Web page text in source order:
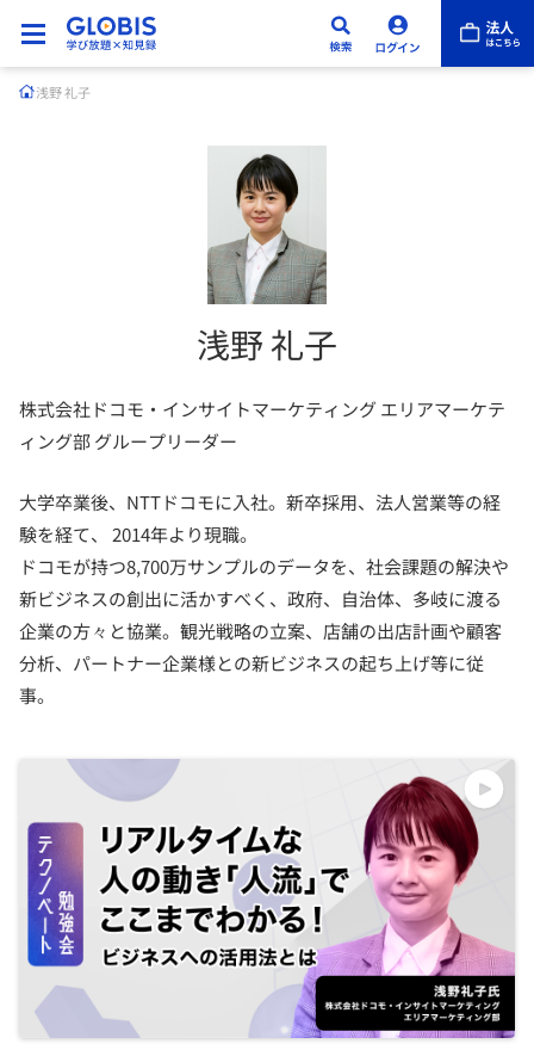
浅野 礼子
浅野 礼子
株式会社ドコモ・インサイトマーケティング エリアマーケテ
ィング部 グループリーダー
大学卒業後、NTTドコモに入社。新卒採用、法人営業等の経
験を経て、 2014年より現職。
ドコモが持つ8,700万サンプルのデータを、社会課題の解決や
新ビジネスの創出に活かすべく、政府、自治体、多岐に渡る
企業の方々と協業。観光戦略の立案、店舗の出店計画や顧客
分析、パートナー企業様との新ビジネスの起ち上げ等に従
事。